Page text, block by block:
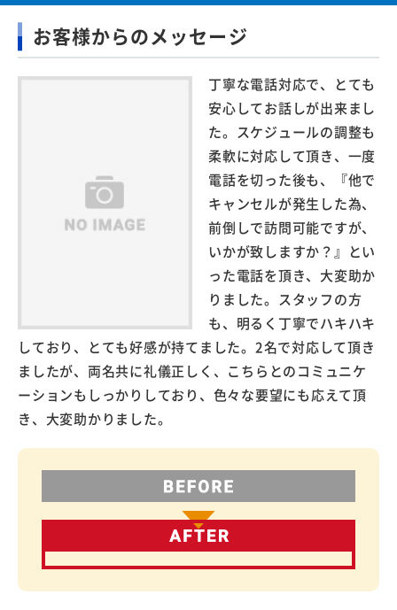
お客様からのメッセージ
丁寧な電話対応で、とても
安心してお話しが出来まし
た。スケジュールの調整も
柔軟に対応して頂き、一度
電話を切った後も、『他で
キャンセルが発生した為、
前倒しで訪問可能ですが、
いかが致しますか？』とい
った電話を頂き、大変助か
りました。スタッフの方
も、明るく丁寧でハキハキ
しており、とても好感が持てました。2名で対応して頂き
ましたが、両名共に礼儀正しく、こちらとのコミュニケ
ーションもしっかりしており、色々な要望にも応えて頂
き、大変助かりました。